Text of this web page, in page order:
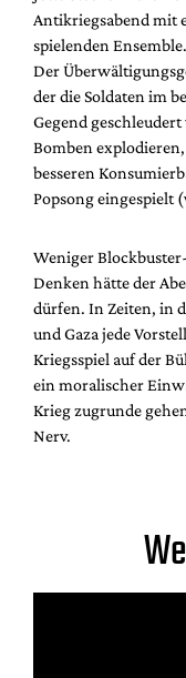
Antikriegsabend mit
spielenden
Der
der die Soldaten im
Gegend
Bomben
besseren
Popsong eingespielt
Weniger
Denken hätte der
dürfen. In Zeiten, in
und Gaza jede
Kriegsspiel auf der
ein moralischer
Krieg zugrunde
Nerv.